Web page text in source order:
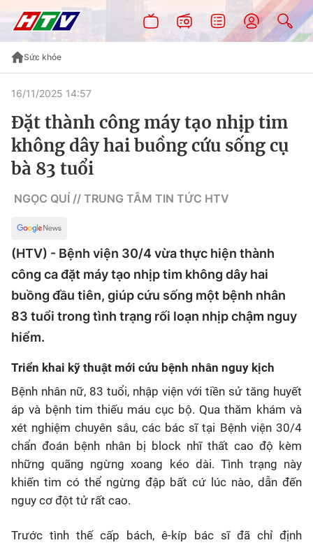
Sức khỏe
16/11/2025 14:57
Đặt thành công máy tạo nhịp tim
không dây hai buồng cứu sống cụ
bà 83 tuổi
NGỌC QUÍ // TRUNG TÂM TIN TỨC HTV
(HTV) - Bệnh viện 30/4 vừa thực hiện thành
công ca đặt máy tạo nhịp tim không dây hai
buồng đầu tiên, giúp cứu sống một bệnh nhân
83 tuổi trong tình trạng rối loạn nhịp chậm nguy
hiểm.
Triển khai kỹ thuật mới cứu bệnh nhân nguy kịch
Bệnh nhân nữ, 83 tuổi, nhập viện với tiền sử tăng huyết
áp và bệnh tim thiếu máu cục bộ. Qua thăm khám và
xét nghiệm chuyên sâu, các bác sĩ tại Bệnh viện 30/4
chẩn đoán bệnh nhân bị block nhĩ thất cao độ kèm
những quãng ngừng xoang kéo dài. Tình trạng này
khiến tim có thể ngừng đập bất cứ lúc nào, dẫn đến
nguy cơ đột tử rất cao.
Trước tình thế cấp bách, ê-kíp bác sĩ đã chỉ định